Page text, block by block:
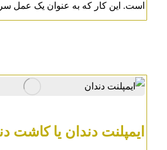
است. این کار که به عنوان یک عمل
ایمپلنت دندان یا کاشت